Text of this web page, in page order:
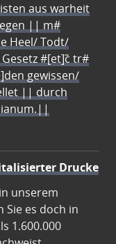
aus warheit
|| m#
Heel/ Todt/
#[et]c̃ tr#
gewissen/
|| durch
Drucke
unserem
Sie es doch in
1.600.000